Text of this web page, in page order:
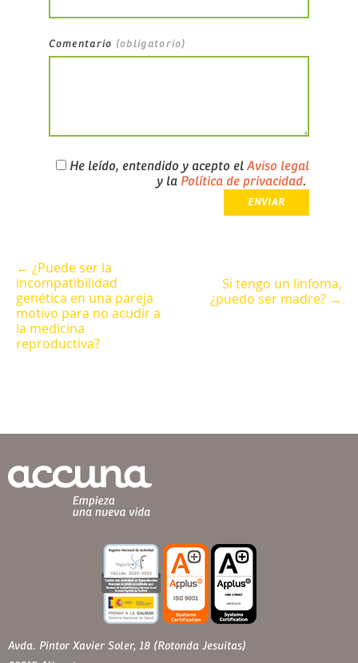
Comentario (obligatorio)
He leído, entendido y acepto elAviso legal
y la Política de privacidad.
← ¿Puede ser la
incompatibilidad
genética en una pareja
motivo para no acudir a
la medicina
reproductiva?
Si tengo un linfoma,
¿puedo ser madre? →
Avda. Pintor Xavier Soler, 18 (Rotonda Jesuitas)